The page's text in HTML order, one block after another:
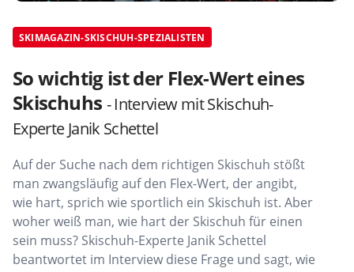
SKIMAGAZIN-SKISCHUH-SPEZIALISTEN
So wichtig ist der Flex-Wert eines
Skischuhs - Interview mit Skischuh-
Experte Janik Schettel
Auf der Suche nach dem richtigen Skischuh stößt
man zwangsläufig auf den Flex-Wert, der angibt,
wie hart, sprich wie sportlich ein Skischuh ist. Aber
woher weiß man, wie hart der Skischuh für einen
sein muss? Skischuh-Experte Janik Schettel
beantwortet im Interview diese Frage und sagt, wie